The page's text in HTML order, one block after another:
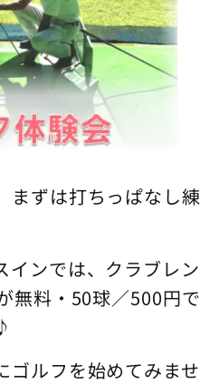
まずは打ちっぱなし練
インでは、クラブレン
無料・50球／500円で
ゴルフを始めてみませ